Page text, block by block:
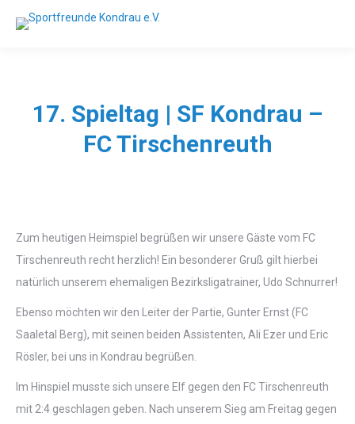
17. Spieltag | SF Kondrau –
FC Tirschenreuth
Zum heutigen Heimspiel begrüßen wir unsere Gäste vom FC
Tirschenreuth recht herzlich! Ein besonderer Gruß gilt hierbei
natürlich unserem ehemaligen Bezirksligatrainer, Udo Schnurrer!
Ebenso möchten wir den Leiter der Partie, Gunter Ernst (FC
Saaletal Berg), mit seinen beiden Assistenten, Ali Ezer und Eric
Rösler, bei uns in Kondrau begrüßen.
Im Hinspiel musste sich unsere Elf gegen den FC Tirschenreuth
mit 2:4 geschlagen geben. Nach unserem Sieg am Freitag gegen